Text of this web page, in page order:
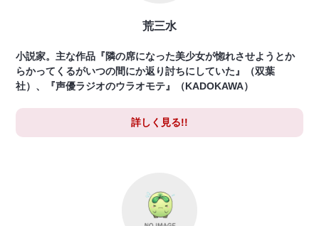
荒三水
小説家。主な作品『隣の席になった美少女が惚れさせようとか
らかってくるがいつの間にか返り討ちにしていた』（双葉
社）、『声優ラジオのウラオモテ』（KADOKAWA）
詳しく見る!!